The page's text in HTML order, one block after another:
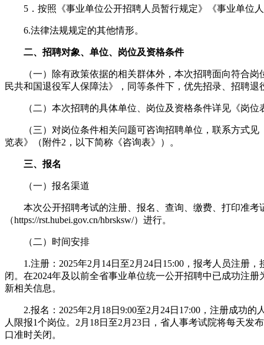
5．按照《事业单位公开招聘人员暂行规定》《事业单位
6.法律法规规定的其他情形。
二、招聘对象、单位、岗位及资格条件
（一）除有政策依据的相关群体外，本次招聘面向符合岗
民共和国退役军人保障法》，同等条件下，优先招录、招聘退
（二）本次招聘的具体单位、岗位及资格条件详见《岗位
（三）对岗位条件相关问题可咨询招聘单位，联系方式见
览表》（附件2，以下简称《咨询表》）。
三、报名
（一）报名渠道
本次公开招聘考试的注册、报名、查询、缴费、打印准考
（https://rst.hubei.gov.cn/hbrsksw/）进行。
（二）时间安排
1.注册：2025年2月14日至2月24日15:00，报考人员注册，
闭。在2024年及以前全省事业单位统一公开招聘中已成功注
新相关信息。
2.报名：2025年2月18日9:00至2月24日17:00，注册成功的
人限报1个岗位。2月18日至2月23日，省人事考试院将每天发
口准时关闭。